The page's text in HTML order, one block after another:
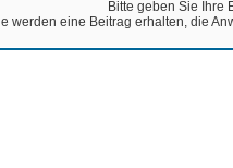
Bitte geben Sie Ihre
werden eine Beitrag erhalten, die